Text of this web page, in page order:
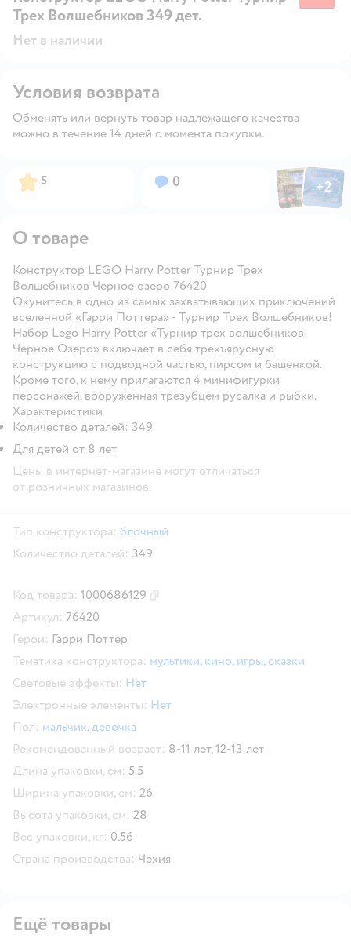
Трех Волшебников 349 дет.
Нет в наличии
Условия возврата
Обменять или вернуть товар надлежащего качества
можно в течение 14 дней с момента покупки.
Рейтинг:
5 Вопросов:
0 ФотоФото
+2
О товаре
Конструктор LEGO Harry Potter Турнир Трех
Волшебников Черное озеро 76420
Окунитесь в одно из самых захватывающих приключений
вселенной «Гарри Поттера» - Турнир Трех Волшебников!
Набор Lego Harry Potter «Турнир трех волшебников:
Черное Озеро» включает в себя трехъярусную
конструкцию с подводной частью, пирсом и башенкой.
Кроме того, к нему прилагаются 4 минифигурки
персонажей, вооруженная трезубцем русалка и рыбки.
Характеристики
Количество деталей: 349
Для детей от 8 лет
Цены в интернет-магазине могут отличаться
от розничных магазинов.
Тип конструктора: блочный
Количество деталей: 349
Код товара: 1000686129
Артикул: 76420
Герои: Гарри Поттер
Тематика конструктора: мультики, кино, игры, сказки
Световые эффекты: Нет
Электронные элементы: Нет
Пол: мальчик,девочка
Рекомендованный возраст: 8-11 лет,12-13 лет
Длина упаковки, см: 5.5
Ширина упаковки, см: 26
Высота упаковки, см: 28
Вес упаковки, кг: 0.56
Страна производства: Чехия
Ещё товары